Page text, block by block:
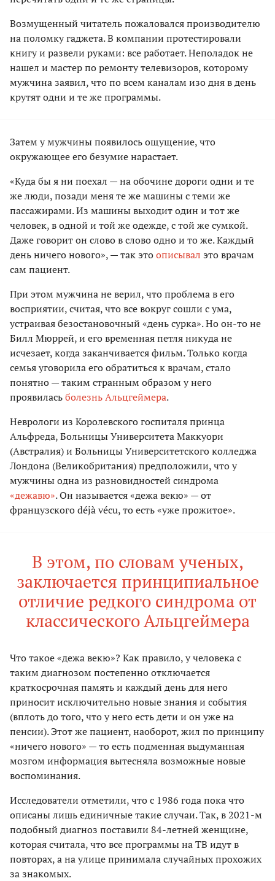
Возмущенный читатель пожаловался производителю
на поломку гаджета. В компании протестировали
книгу и развели руками: все работает. Неполадок не
нашел и мастер по ремонту телевизоров, которому
мужчина заявил, что по всем каналам изо дня в день
крутят одни и те же программы.
Затем у мужчины появилось ощущение, что
окружающее его безумие нарастает.
«Куда бы я ни поехал — на обочине дороги одни и те
же люди, позади меня те же машины с теми же
пассажирами. Из машины выходит один и тот же
человек, в одной и той же одежде, с той же сумкой.
Даже говорит он слово в слово одно и то же. Каждый
день ничего нового», — так этоописывал это врачам
сам пациент.
При этом мужчина не верил, что проблема в его
восприятии, считая, что все вокруг сошли с ума,
устраивая безостановочный «день сурка». Но он-то не
Билл Мюррей, и его временная петля никуда не
исчезает, когда заканчивается фильм. Только когда
семья уговорила его обратиться к врачам, стало
понятно — таким странным образом у него
проявиласьболезнь Альцгеймера.
Неврологи из Королевского госпиталя принца
Альфреда, Больницы Университета Маккуори
(Австралия) и Больницы Университетского колледжа
Лондона (Великобритания) предположили, что у
мужчины одна из разновидностей синдрома
«дежавю». Он называется «дежа векю» — от
французского déjà vécu, то есть «уже прожитое».
В этом, по словам ученых,
заключается принципиальное
отличие редкого синдрома от
классического Альцгеймера
Что такое «дежа векю»? Как правило, у человека с
таким диагнозом постепенно отключается
краткосрочная память и каждый день для него
приносит исключительно новые знания и события
(вплоть до того, что у него есть дети и он уже на
пенсии). Этот же пациент, наоборот, жил по принципу
«ничего нового» — то есть подменная выдуманная
мозгом информация вытесняла возможные новые
воспоминания.
Исследователи отметили, что с 1986 года пока что
описаны лишь единичные такие случаи. Так, в 2021-м
подобный диагноз поставили 84-летней женщине,
которая считала, что все программы на ТВ идут в
повторах, а на улице принимала случайных прохожих
за знакомых.